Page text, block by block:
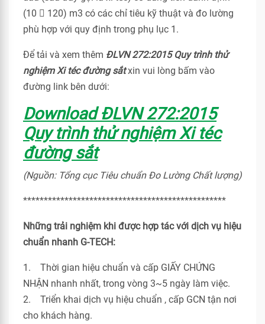
(10  120) m3 có các chỉ tiêu kỹ thuật và đo lường
phù hợp với quy định trong phụ lục 1.
Để tải và xem thêm ĐLVN 272:2015 Quy trình thử
nghiệm Xi téc đường sắt xin vui lòng bấm vào
đường link bên dưới:
Download ĐLVN 272:2015
Quy trình thử nghiệm Xi téc
đường sắt
(Nguồn: Tổng cục Tiêu chuẩn Đo Lường Chất lượng)
*************************************************
Những trải nghiệm khi được hợp tác với dịch vụ hiệu
chuẩn nhanh G-TECH:
1. Thời gian hiệu chuẩn và cấp GIẤY CHỨNG
NHẬN nhanh nhất, trong vòng 3~5 ngày làm việc.
2. Triển khai dịch vụ hiệu chuẩn , cấp GCN tận nơi
cho khách hàng.